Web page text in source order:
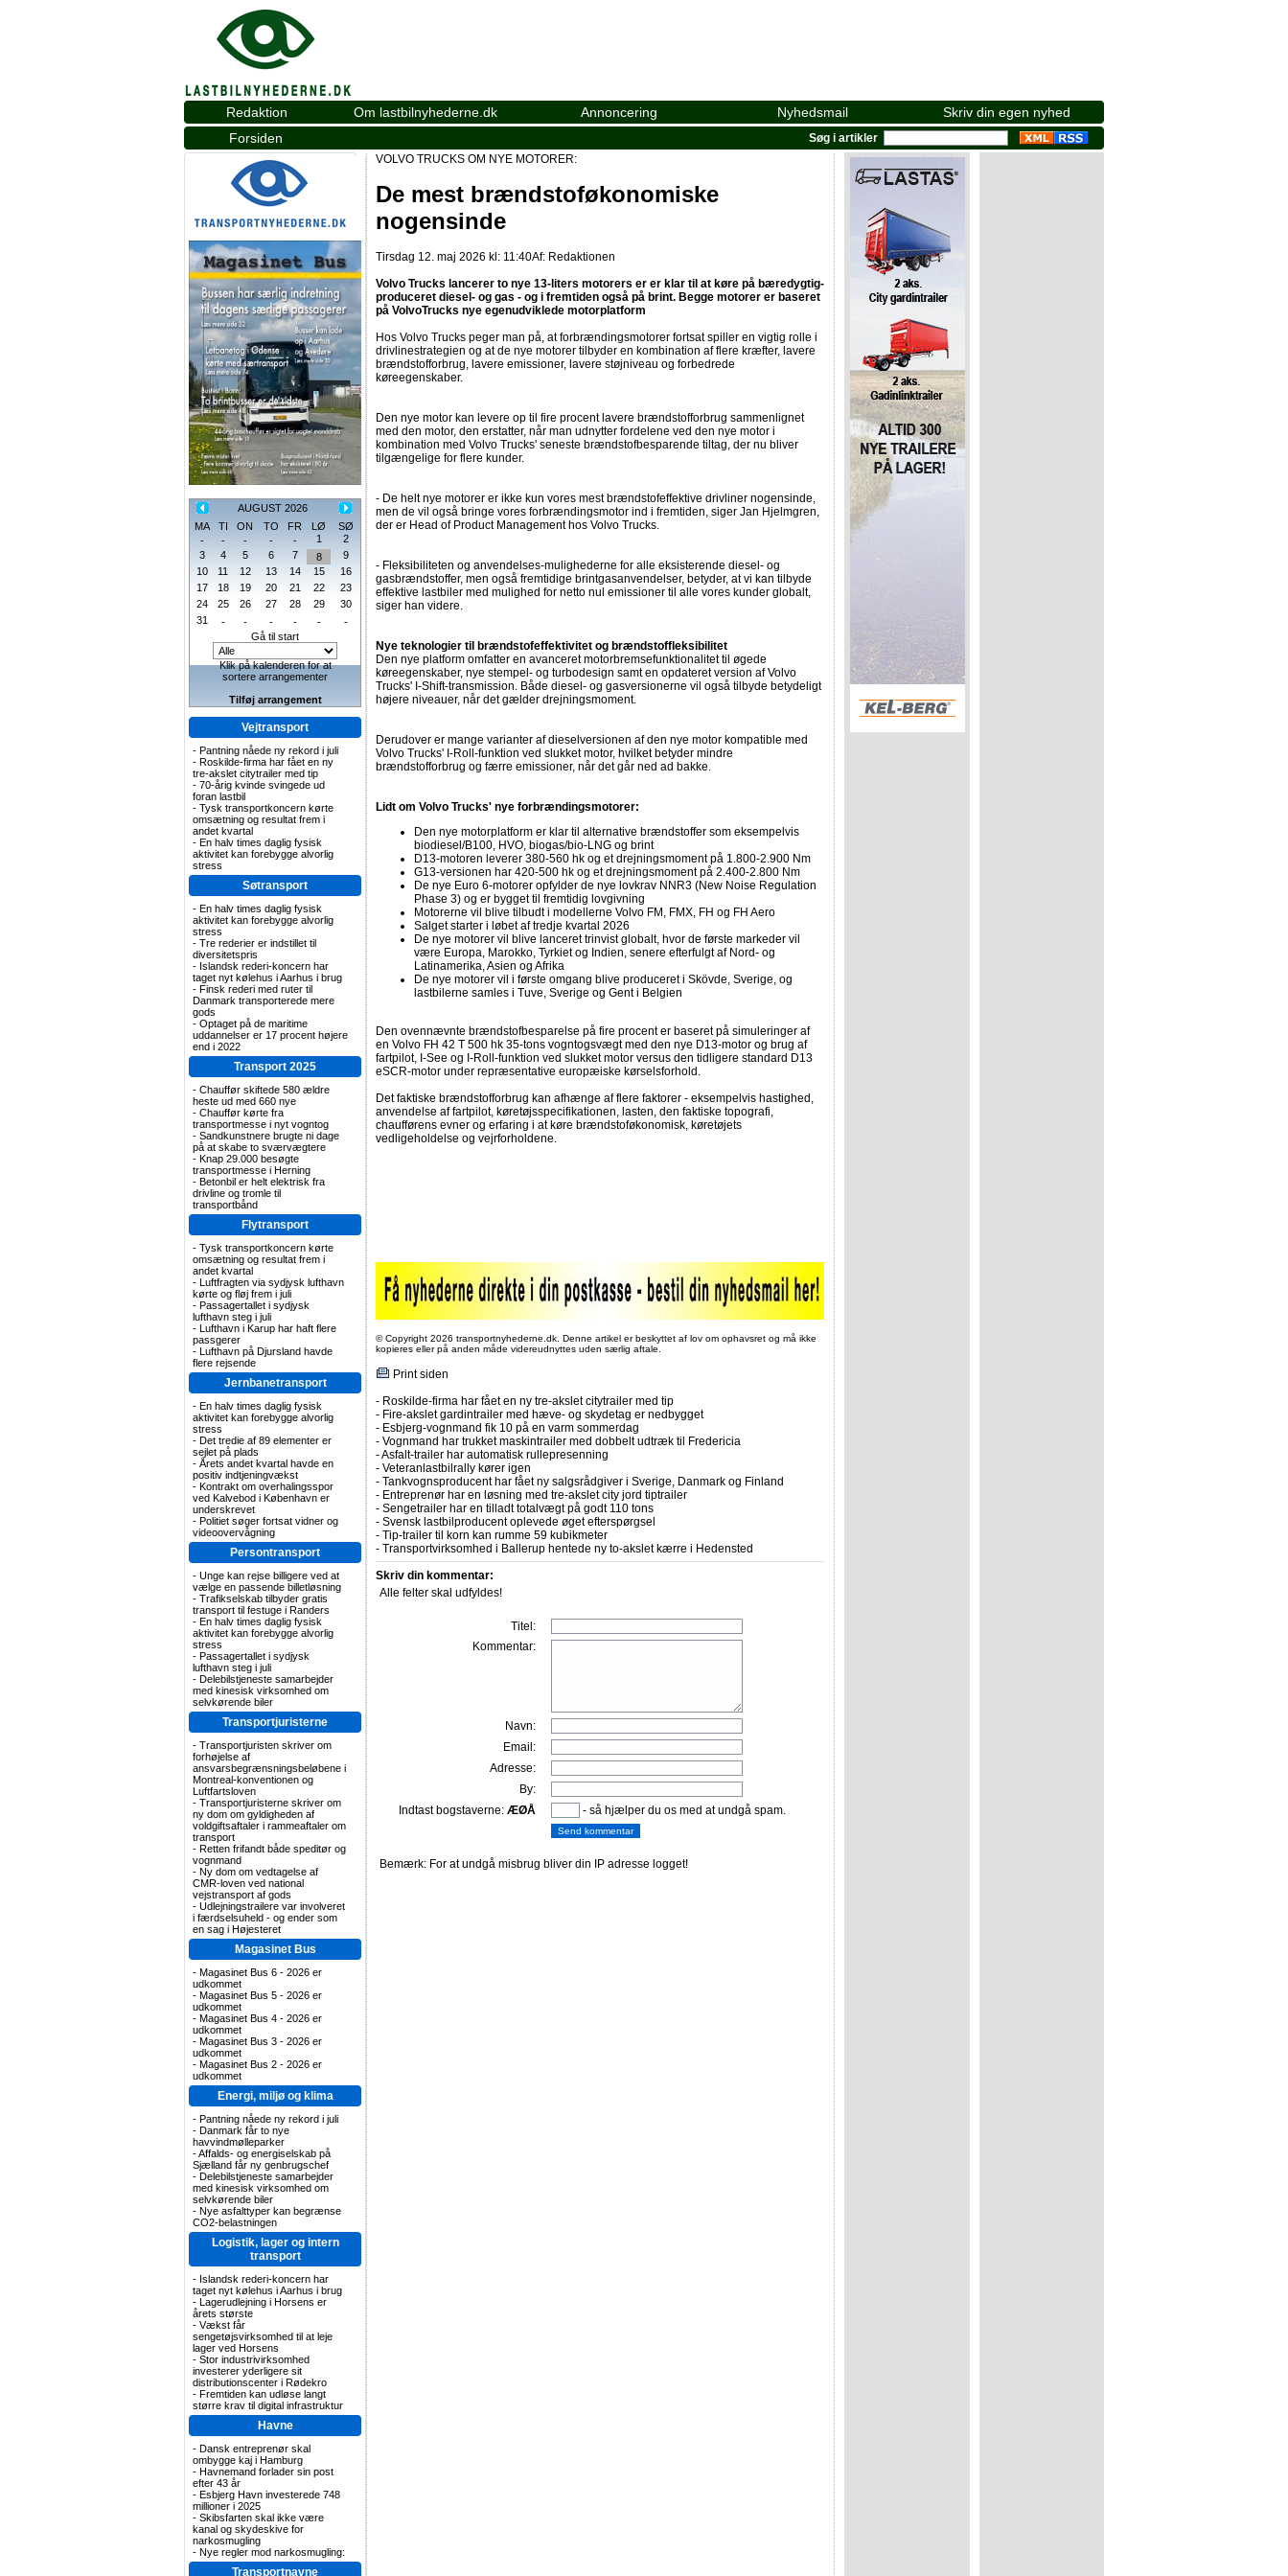
Redaktion Om lastbilnyhederne.dk Annoncering Nyhedsmail
Skriv din egen nyhed
Forsiden
Søg i artikler
AUGUST 2026
MA
TI ON TO FR LØ
SØ
-
- - - - 1
2
3
4 5 6 7 8
9
10
11 12 13 14 15
16
17
18 19 20 21 22
23
24
25 26 27 28 29
30
31
- - - - -
-
Gå til start
Klik på kalenderen for at
sortere arrangementer
Tilføj arrangement
Vejtransport
- Pantning nåede ny rekord i juli
- Roskilde-firma har fået en ny
tre-akslet citytrailer med tip
- 70-årig kvinde svingede ud
foran lastbil
- Tysk transportkoncern kørte
omsætning og resultat frem i
andet kvartal
- En halv times daglig fysisk
aktivitet kan forebygge alvorlig
stress
Søtransport
- En halv times daglig fysisk
aktivitet kan forebygge alvorlig
stress
- Tre rederier er indstillet til
diversitetspris
- Islandsk rederi-koncern har
taget nyt kølehus i Aarhus i brug
- Finsk rederi med ruter til
Danmark transporterede mere
gods
- Optaget på de maritime
uddannelser er 17 procent højere
end i 2022
Transport 2025
- Chauffør skiftede 580 ældre
heste ud med 660 nye
- Chauffør kørte fra
transportmesse i nyt vogntog
- Sandkunstnere brugte ni dage
på at skabe to sværvægtere
- Knap 29.000 besøgte
transportmesse i Herning
- Betonbil er helt elektrisk fra
drivline og tromle til
transportbånd
Flytransport
- Tysk transportkoncern kørte
omsætning og resultat frem i
andet kvartal
- Luftfragten via sydjysk lufthavn
kørte og fløj frem i juli
- Passagertallet i sydjysk
lufthavn steg i juli
- Lufthavn i Karup har haft flere
passgerer
- Lufthavn på Djursland havde
flere rejsende
Jernbanetransport
- En halv times daglig fysisk
aktivitet kan forebygge alvorlig
stress
- Det tredie af 89 elementer er
sejlet på plads
- Årets andet kvartal havde en
positiv indtjeningvækst
- Kontrakt om overhalingsspor
ved Kalvebod i København er
underskrevet
- Politiet søger fortsat vidner og
videoovervågning
Persontransport
- Unge kan rejse billigere ved at
vælge en passende billetløsning
- Trafikselskab tilbyder gratis
transport til festuge i Randers
- En halv times daglig fysisk
aktivitet kan forebygge alvorlig
stress
- Passagertallet i sydjysk
lufthavn steg i juli
- Delebilstjeneste samarbejder
med kinesisk virksomhed om
selvkørende biler
Transportjuristerne
- Transportjuristen skriver om
forhøjelse af
ansvarsbegrænsningsbeløbene i
Montreal-konventionen og
Luftfartsloven
- Transportjuristerne skriver om
ny dom om gyldigheden af
voldgiftsaftaler i rammeaftaler om
transport
- Retten frifandt både speditør og
vognmand
- Ny dom om vedtagelse af
CMR-loven ved national
vejstransport af gods
- Udlejningstrailere var involveret
i færdselsuheld - og ender som
en sag i Højesteret
Magasinet Bus
- Magasinet Bus 6 - 2026 er
udkommet
- Magasinet Bus 5 - 2026 er
udkommet
- Magasinet Bus 4 - 2026 er
udkommet
- Magasinet Bus 3 - 2026 er
udkommet
- Magasinet Bus 2 - 2026 er
udkommet
Energi, miljø og klima
- Pantning nåede ny rekord i juli
- Danmark får to nye
havvindmølleparker
-Affalds- og energiselskab på
Sjælland får ny genbrugschef
- Delebilstjeneste samarbejder
med kinesisk virksomhed om
selvkørende biler
- Nye asfalttyper kan begrænse
CO2-belastningen
Logistik, lager og intern
transport
- Islandsk rederi-koncern har
taget nyt kølehus i Aarhus i brug
- Lagerudlejning i Horsens er
årets største
- Vækst får
sengetøjsvirksomhed til at leje
lager ved Horsens
- Stor industrivirksomhed
investerer yderligere sit
distributionscenter i Rødekro
- Fremtiden kan udløse langt
større krav til digital infrastruktur
Havne
- Dansk entreprenør skal
ombygge kaj i Hamburg
- Havnemand forlader sin post
efter 43 år
- Esbjerg Havn investerede 748
millioner i 2025
- Skibsfarten skal ikke være
kanal og skydeskive for
narkosmugling
- Nye regler mod narkosmugling:
Transportnavne
VOLVO TRUCKS OM NYE MOTORER:
De mest brændstoføkonomiske
nogensinde
Tirsdag 12. maj 2026 kl: 11:40Af: Redaktionen
Volvo Trucks lancerer to nye 13-liters motorers er er klar til at køre på bæredygtig-
produceret diesel- og gas - og i fremtiden også på brint. Begge motorer er baseret
på VolvoTrucks nye egenudviklede motorplatform
Hos Volvo Trucks peger man på, at forbrændingsmotorer fortsat spiller en vigtig rolle i
drivlinestrategien og at de nye motorer tilbyder en kombination af flere kræfter, lavere
brændstofforbrug, lavere emissioner, lavere støjniveau og forbedrede
køreegenskaber.
Den nye motor kan levere op til fire procent lavere brændstofforbrug sammenlignet
med den motor, den erstatter, når man udnytter fordelene ved den nye motor i
kombination med Volvo Trucks' seneste brændstofbesparende tiltag, der nu bliver
tilgængelige for flere kunder.
- De helt nye motorer er ikke kun vores mest brændstofeffektive drivliner nogensinde,
men de vil også bringe vores forbrændingsmotor ind i fremtiden, siger Jan Hjelmgren,
der er Head of Product Management hos Volvo Trucks.
- Fleksibiliteten og anvendelses-mulighederne for alle eksisterende diesel- og
gasbrændstoffer, men også fremtidige brintgasanvendelser, betyder, at vi kan tilbyde
effektive lastbiler med mulighed for netto nul emissioner til alle vores kunder globalt,
siger han videre.
Nye teknologier til brændstofeffektivitet og brændstoffleksibilitet
Den nye platform omfatter en avanceret motorbremsefunktionalitet til øgede
køreegenskaber, nye stempel- og turbodesign samt en opdateret version af Volvo
Trucks' I-Shift-transmission. Både diesel- og gasversionerne vil også tilbyde betydeligt
højere niveauer, når det gælder drejningsmoment.
Derudover er mange varianter af dieselversionen af den nye motor kompatible med
Volvo Trucks' I-Roll-funktion ved slukket motor, hvilket betyder mindre
brændstofforbrug og færre emissioner, når det går ned ad bakke.
Lidt om Volvo Trucks' nye forbrændingsmotorer:
Den nye motorplatform er klar til alternative brændstoffer som eksempelvis
biodiesel/B100, HVO, biogas/bio-LNG og brint
D13-motoren leverer 380-560 hk og et drejningsmoment på 1.800-2.900 Nm
G13-versionen har 420-500 hk og et drejningsmoment på 2.400-2.800 Nm
De nye Euro 6-motorer opfylder de nye lovkrav NNR3 (New Noise Regulation
Phase 3) og er bygget til fremtidig lovgivning
Motorerne vil blive tilbudt i modellerne Volvo FM, FMX, FH og FH Aero
Salget starter i løbet af tredje kvartal 2026
De nye motorer vil blive lanceret trinvist globalt, hvor de første markeder vil
være Europa, Marokko, Tyrkiet og Indien, senere efterfulgt af Nord- og
Latinamerika, Asien og Afrika
De nye motorer vil i første omgang blive produceret i Skövde, Sverige, og
lastbilerne samles i Tuve, Sverige og Gent i Belgien
Den ovennævnte brændstofbesparelse på fire procent er baseret på simuleringer af
en Volvo FH 42 T 500 hk 35-tons vogntogsvægt med den nye D13-motor og brug af
fartpilot, I-See og I-Roll-funktion ved slukket motor versus den tidligere standard D13
eSCR-motor under repræsentative europæiske kørselsforhold.
Det faktiske brændstofforbrug kan afhænge af flere faktorer - eksempelvis hastighed,
anvendelse af fartpilot, køretøjsspecifikationen, lasten, den faktiske topografi,
chaufførens evner og erfaring i at køre brændstoføkonomisk, køretøjets
vedligeholdelse og vejrforholdene.
© Copyright 2026 transportnyhederne.dk. Denne artikel er beskyttet af lov om ophavsret og må ikke
kopieres eller på anden måde videreudnyttes uden særlig aftale.
Print siden
- Roskilde-firma har fået en ny tre-akslet citytrailer med tip
- Fire-akslet gardintrailer med hæve- og skydetag er nedbygget
- Esbjerg-vognmand fik 10 på en varm sommerdag
- Vognmand har trukket maskintrailer med dobbelt udtræk til Fredericia
-Asfalt-trailer har automatisk rullepresenning
- Veteranlastbilrally kører igen
- Tankvognsproducent har fået ny salgsrådgiver i Sverige, Danmark og Finland
- Entreprenør har en løsning med tre-akslet city jord tiptrailer
- Sengetrailer har en tilladt totalvægt på godt 110 tons
- Svensk lastbilproducent oplevede øget efterspørgsel
- Tip-trailer til korn kan rumme 59 kubikmeter
- Transportvirksomhed i Ballerup hentede ny to-akslet kærre i Hedensted
Skriv din kommentar:
Alle felter skal udfyldes!
Titel:
Kommentar:
Navn:
Email:
Adresse:
By:
Indtast bogstaverne: ÆØÅ - så hjælper du os med at undgå spam.
Bemærk: For at undgå misbrug bliver din IP adresse logget!